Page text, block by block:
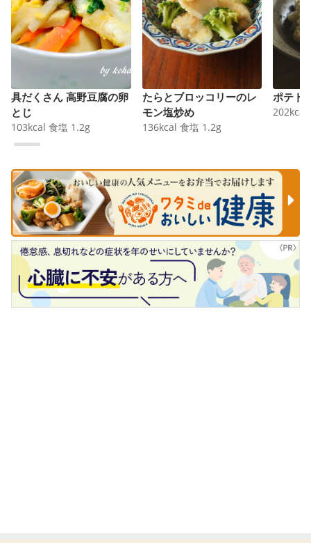
具だくさん 高野豆腐の卵
とじ
103kcal 食塩 1.2g
たらとブロッコリーのレ
モン塩炒め
136kcal 食塩 1.2g
ポテト
202kcal